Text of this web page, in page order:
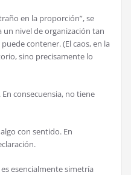
ño en la proporción”, se
un nivel de organización tan
contener. (El caos, en la
sino precisamente lo
consecuensia, no tiene
con sentido. En
ón.
esencialmente simetría